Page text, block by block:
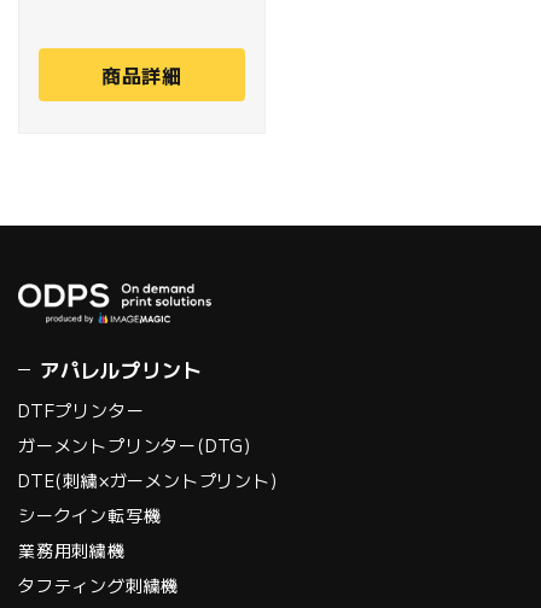
1,420mm×700mm
、厚さ150mm、重量
プを2基搭載し、カラ
ッシュを独立させた千
鳥配列のデュアルプリ
ントヘッドが、2レイ
現。極限まで精度を高
めた高剛性ボディと
MUTOH独自のアルミ
レール構造による高い
インク着弾精度で、安
定した高画質印刷を可
商品詳細
アパレルプリント
DTFプリンター
ガーメントプリンター(DTG)
DTE(刺繍×ガーメントプリント)
シークイン転写機
業務用刺繍機
タフティング刺繍機